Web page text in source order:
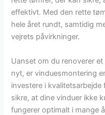
effektivt. Med den rette
hele året rundt, samtidig
vejrets påvirkninger.
Uanset om du renoverer
nyt, er vinduesmontering
investere i
sikre, at dine vinduer ikke
fungerer optimalt i mange